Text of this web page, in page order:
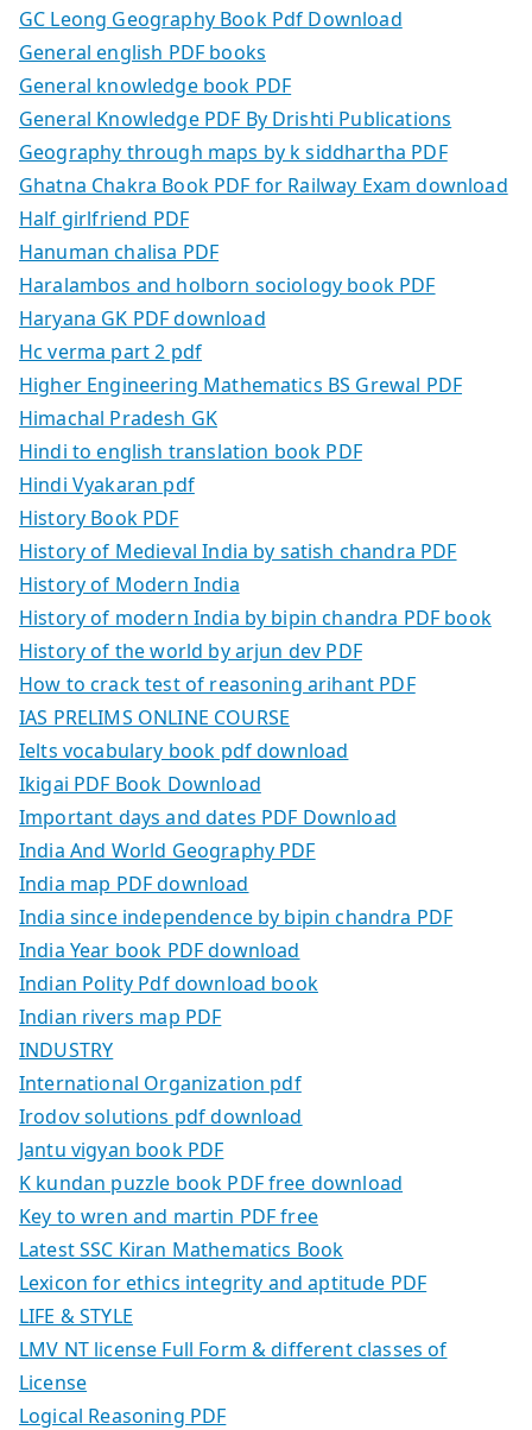
GC Leong Geography Book Pdf Download
General english PDF books
General knowledge book PDF
General Knowledge PDF By Drishti Publications
Geography through maps by k siddhartha PDF
Ghatna Chakra Book PDF for Railway Exam download
Half girlfriend PDF
Hanuman chalisa PDF
Haralambos and holborn sociology book PDF
Haryana GK PDF download
Hc verma part 2 pdf
Higher Engineering Mathematics BS Grewal PDF
Himachal Pradesh GK
Hindi to english translation book PDF
Hindi Vyakaran pdf
History Book PDF
History of Medieval India by satish chandra PDF
History of Modern India
History of modern India by bipin chandra PDF book
History of the world by arjun dev PDF
How to crack test of reasoning arihant PDF
IAS PRELIMS ONLINE COURSE
Ielts vocabulary book pdf download
Ikigai PDF Book Download
Important days and dates PDF Download
India And World Geography PDF
India map PDF download
India since independence by bipin chandra PDF
India Year book PDF download
Indian Polity Pdf download book
Indian rivers map PDF
INDUSTRY
International Organization pdf
Irodov solutions pdf download
Jantu vigyan book PDF
K kundan puzzle book PDF free download
Key to wren and martin PDF free
Latest SSC Kiran Mathematics Book
Lexicon for ethics integrity and aptitude PDF
LIFE & STYLE
LMV NT license Full Form & different classes of
License
Logical Reasoning PDF